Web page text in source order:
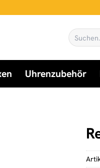
Suchen
nach:
Uhrenzubehör